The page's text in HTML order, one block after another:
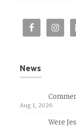
News
Aug 1, 2026
Were